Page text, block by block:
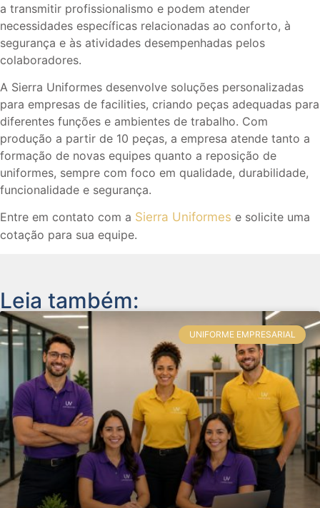
a transmitir profissionalismo e podem atender
necessidades específicas relacionadas ao conforto, à
segurança e às atividades desempenhadas pelos
colaboradores.
A Sierra Uniformes desenvolve soluções personalizadas
para empresas de facilities, criando peças adequadas para
diferentes funções e ambientes de trabalho. Com
produção a partir de 10 peças, a empresa atende tanto a
formação de novas equipes quanto a reposição de
uniformes, sempre com foco em qualidade, durabilidade,
funcionalidade e segurança.
Entre em contato com a Sierra Uniformes e solicite uma
cotação para sua equipe.
Leia também:
UNIFORME EMPRESARIAL